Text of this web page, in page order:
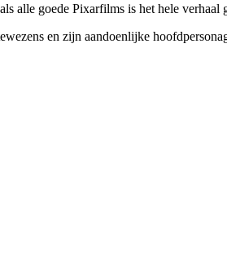
alle goede Pixarfilms is het hele
en zijn aandoenlijke